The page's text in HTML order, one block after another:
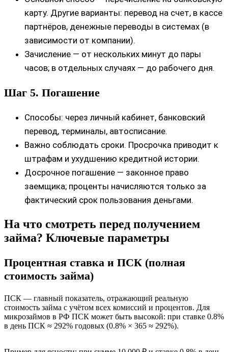
карту. Другие варианты: перевод на счет, в кассе
партнёров, денежные переводы в системах (в
зависимости от компании).
Зачисление — от нескольких минут до пары
часов; в отдельных случаях — до рабочего дня.
Шаг 5. Погашение
Способы: через личный кабинет, банковский
перевод, терминалы, автосписание.
Важно соблюдать сроки. Просрочка приводит к
штрафам и ухудшению кредитной истории.
Досрочное погашение — законное право
заемщика; проценты начисляются только за
фактический срок пользования деньгами.
На что смотреть перед получением
займа? Ключевые параметры
Процентная ставка и ПСК (полная
стоимость займа)
ПСК — главный показатель, отражающий реальную
стоимость займа с учётом всех комиссий и процентов. Для
микрозаймов в РФ ПСК может быть высокой: при ставке 0.8%
в день ПСК ≈ 292% годовых (0.8% × 365 ≈ 292%).